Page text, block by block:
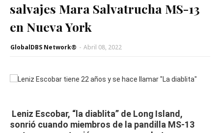
salvajes Mara Salvatrucha MS-13
en Nueva York
GlobalDBS Network® - Abril 08, 2022
Leniz Escobar, “la diablita” de Long Island,
sonrió cuando miembros de la pandilla MS-13